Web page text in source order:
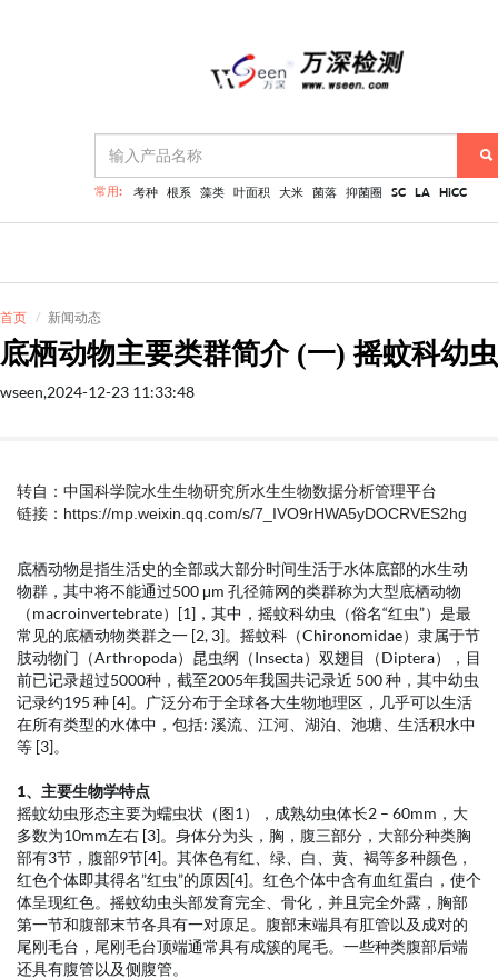
常用: 考种 根系 藻类 叶面积 大米 菌落 抑菌圈 SC LA HiCC
首页 新闻动态
底栖动物主要类群简介 (一) 摇蚊科幼虫
wseen,2024-12-23 11:33:48
转自：中国科学院水生生物研究所水生生物数据分析管理平台
链接：https://mp.weixin.qq.com/s/7_IVO9rHWA5yDOCRVES2hg
底栖动物是指生活史的全部或大部分时间生活于水体底部的水生动
物群，其中将不能通过500 μm 孔径筛网的类群称为大型底栖动物
（macroinvertebrate）[1]，其中，摇蚊科幼虫（俗名“红虫”）是最
常见的底栖动物类群之一 [2, 3]。摇蚊科（Chironomidae）隶属于节
肢动物门（Arthropoda）昆虫纲（Insecta）双翅目（Diptera），目
前已记录超过5000种，截至2005年我国共记录近 500 种，其中幼虫
记录约195 种 [4]。广泛分布于全球各大生物地理区，几乎可以生活
在所有类型的水体中，包括: 溪流、江河、湖泊、池塘、生活积水中
等 [3]。
1、主要生物学特点
摇蚊幼虫形态主要为蠕虫状（图1），成熟幼虫体长2 – 60mm，大
多数为10mm左右 [3]。身体分为头，胸，腹三部分，大部分种类胸
部有3节，腹部9节[4]。其体色有红、绿、白、黄、褐等多种颜色，
红色个体即其得名”红虫”的原因[4]。红色个体中含有血红蛋白，使个
体呈现红色。摇蚊幼虫头部发育完全、骨化，并且完全外露，胸部
第一节和腹部末节各具有一对原足。腹部末端具有肛管以及成对的
尾刚毛台，尾刚毛台顶端通常具有成簇的尾毛。一些种类腹部后端
还具有腹管以及侧腹管。